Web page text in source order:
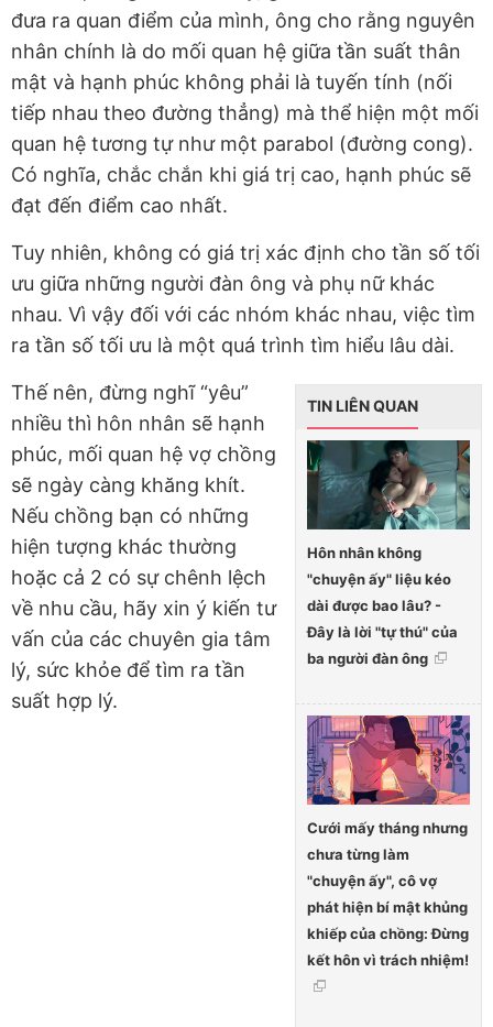
đưa ra quan điểm của mình, ông cho rằng nguyên
nhân chính là do mối quan hệ giữa tần suất thân
mật và hạnh phúc không phải là tuyến tính (nối
tiếp nhau theo đường thẳng) mà thể hiện một mối
quan hệ tương tự như một parabol (đường cong).
Có nghĩa, chắc chắn khi giá trị cao, hạnh phúc sẽ
đạt đến điểm cao nhất.
Tuy nhiên, không có giá trị xác định cho tần số tối
ưu giữa những người đàn ông và phụ nữ khác
nhau. Vì vậy đối với các nhóm khác nhau, việc tìm
ra tần số tối ưu là một quá trình tìm hiểu lâu dài.
TIN LIÊN QUAN
Hôn nhân không
"chuyện ấy" liệu kéo
dài được bao lâu? -
Đây là lời "tự thú" của
ba người đàn ông
Cưới mấy tháng nhưng
chưa từng làm
"chuyện ấy", cô vợ
phát hiện bí mật khủng
khiếp của chồng: Đừng
kết hôn vì trách nhiệm!
Thế nên, đừng nghĩ “yêu”
nhiều thì hôn nhân sẽ hạnh
phúc, mối quan hệ vợ chồng
sẽ ngày càng khăng khít.
Nếu chồng bạn có những
hiện tượng khác thường
hoặc cả 2 có sự chênh lệch
về nhu cầu, hãy xin ý kiến tư
vấn của các chuyên gia tâm
lý, sức khỏe để tìm ra tần
suất hợp lý.